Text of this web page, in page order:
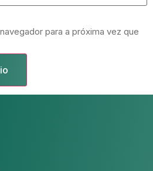
para a próxima vez que